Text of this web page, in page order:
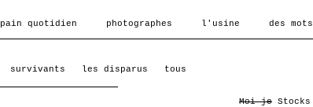
pain quotidien photographes l'usine des mots
survivants les disparus tous
Moi je Stocks